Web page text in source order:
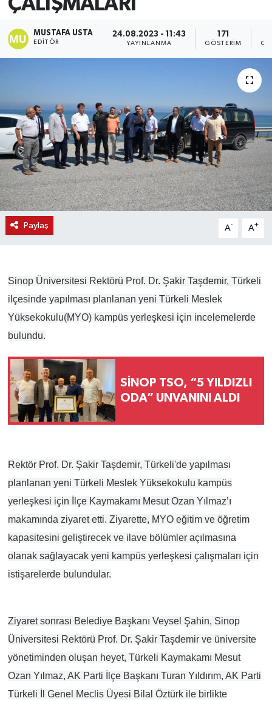
MUSTAFA USTA
EDITÖR
24.08.2023 - 11:43
YAYINLANMA
171
GÖSTERIM
Paylaş A- A+
Sinop Üniversitesi Rektörü Prof. Dr. Şakir Taşdemir, Türkeli
ilçesinde yapılması planlanan yeni Türkeli Meslek
Yüksekokulu(MYO) kampüs yerleşkesi için incelemelerde
bulundu.
SİNOP TSO, “5 YILDIZLI
ODA” UNVANINI ALDI
Rektör Prof. Dr. Şakir Taşdemir, Türkeli'de yapılması
planlanan yeni Türkeli Meslek Yüksekokulu kampüs
yerleşkesi için İlçe Kaymakamı Mesut Ozan Yılmaz’ı
makamında ziyaret etti. Ziyarette, MYO eğitim ve öğretim
kapasitesini geliştirecek ve ilave bölümler açılmasına
olanak sağlayacak yeni kampüs yerleşkesi çalışmaları için
istişarelerde bulundular.
Ziyaret sonrası Belediye Başkanı Veysel Şahin, Sinop
Üniversitesi Rektörü Prof. Dr. Şakir Taşdemir ve üniversite
yönetiminden oluşan heyet, Türkeli Kaymakamı Mesut
Ozan Yılmaz, AK Parti İlçe Başkanı Turan Yıldırım, AK Parti
Türkeli İl Genel Meclis Üyesi Bilal Öztürk ile birlikte